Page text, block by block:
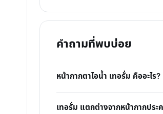
คำถามที่พบบ่อย
หน้ากากตาไอน้ำ เทอรั่ม คืออะไร?
เทอรั่ม แตกต่างจากหน้ากากประ